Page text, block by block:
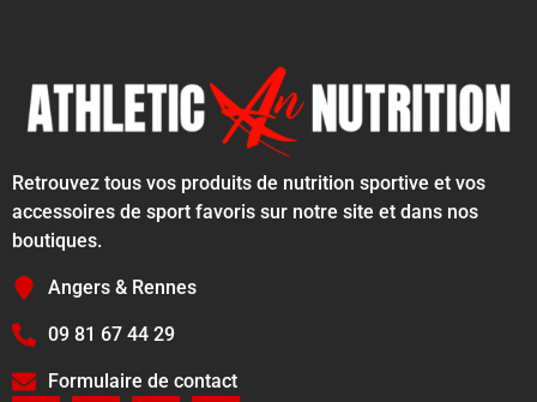
Retrouvez tous vos produits de nutrition sportive et vos
accessoires de sport favoris sur notre site et dans nos
boutiques.
Angers & Rennes
09 81 67 44 29
Formulaire de contact